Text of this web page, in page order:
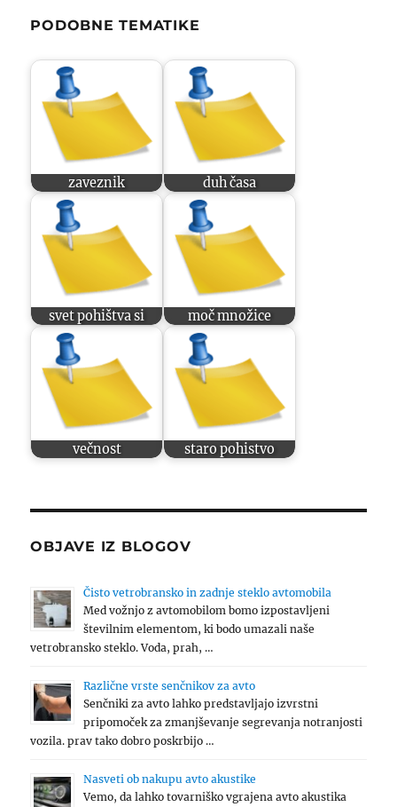
PODOBNE TEMATIKE
zaveznik duh časa
svet pohištva si moč množice
večnost staro pohistvo
OBJAVE IZ BLOGOV
Čisto vetrobransko in zadnje steklo avtomobila
Med vožnjo z avtomobilom bomo izpostavljeni
številnim elementom, ki bodo umazali naše
vetrobransko steklo. Voda, prah, …
Različne vrste senčnikov za avto
Senčniki za avto lahko predstavljajo izvrstni
pripomoček za zmanjševanje segrevanja notranjosti
vozila. prav tako dobro poskrbijo …
Nasveti ob nakupu avto akustike
Vemo, da lahko tovarniško vgrajena avto akustika